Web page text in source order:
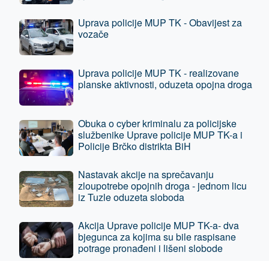
Uprava policije MUP TK - Obavijest za
vozače
Uprava policije MUP TK - realizovane
planske aktivnosti, oduzeta opojna droga
Obuka o cyber kriminalu za policijske
službenike Uprave policije MUP TK-a i
Policije Brčko distrikta BiH
Nastavak akcije na sprečavanju
zloupotrebe opojnih droga - jednom licu
iz Tuzle oduzeta sloboda
Akcija Uprave policije MUP TK-a- dva
bjegunca za kojima su bile raspisane
potrage pronađeni i lišeni slobode